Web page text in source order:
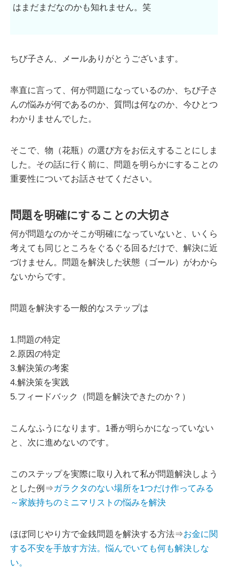
はまだまだなのかも知れません。笑
ちび子さん、メールありがとうございます。
率直に言って、何が問題になっているのか、ちび子さ
んの悩みが何であるのか、質問は何なのか、今ひとつ
わかりませんでした。
そこで、物（花瓶）の選び方をお伝えすることにしま
した。その話に行く前に、問題を明らかにすることの
重要性についてお話させてください。
問題を明確にすることの大切さ
何が問題なのかそこが明確になっていないと、いくら
考えても同じところをぐるぐる回るだけで、解決に近
づけません。問題を解決した状態（ゴール）がわから
ないからです。
問題を解決する一般的なステップは
1.問題の特定
2.原因の特定
3.解決策の考案
4.解決策を実践
5.フィードバック（問題を解決できたのか？）
こんなふうになります。1番が明らかになっていない
と、次に進めないのです。
このステップを実際に取り入れて私が問題解決しよう
とした例⇒ガラクタのない場所を1つだけ作ってみる
～家族持ちのミニマリストの悩みを解決
ほぼ同じやり方で金銭問題を解決する方法⇒お金に関
する不安を手放す方法。悩んでいても何も解決しな
い。